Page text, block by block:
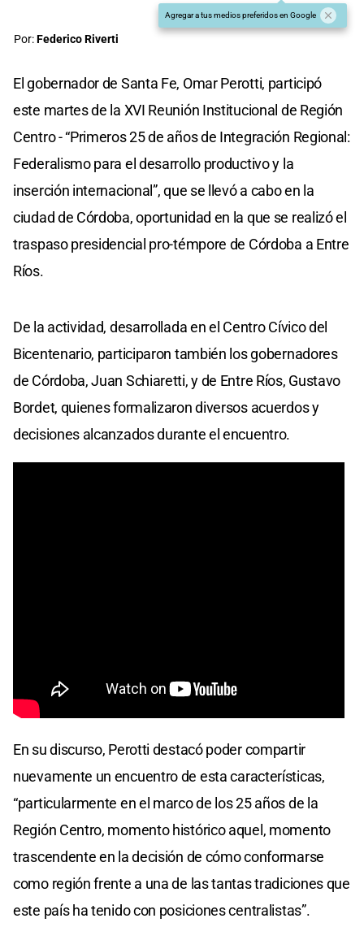
Agregar a tus medios preferidos en Google
Por:Federico Riverti
El gobernador de Santa Fe, Omar Perotti, participó
este martes de la XVI Reunión Institucional de Región
Centro - “Primeros 25 de años de Integración Regional:
Federalismo para el desarrollo productivo y la
inserción internacional”, que se llevó a cabo en la
ciudad de Córdoba, oportunidad en la que se realizó el
traspaso presidencial pro-témpore de Córdoba a Entre
Ríos.
De la actividad, desarrollada en el Centro Cívico del
Bicentenario, participaron también los gobernadores
de Córdoba, Juan Schiaretti, y de Entre Ríos, Gustavo
Bordet, quienes formalizaron diversos acuerdos y
decisiones alcanzados durante el encuentro.
En su discurso, Perotti destacó poder compartir
nuevamente un encuentro de esta características,
“particularmente en el marco de los 25 años de la
Región Centro, momento histórico aquel, momento
trascendente en la decisión de cómo conformarse
como región frente a una de las tantas tradiciones que
este país ha tenido con posiciones centralistas”.